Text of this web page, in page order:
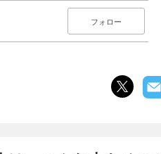
フォロー